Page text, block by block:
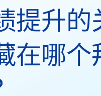
提升的
在哪个